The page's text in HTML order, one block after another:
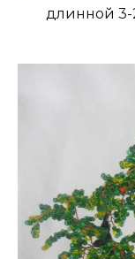
длинной 3-